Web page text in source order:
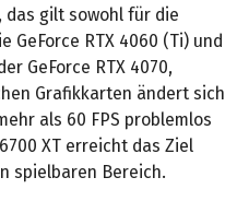
das gilt sowohl für die
GeForce RTX 4060 (Ti) und
GeForce RTX 4070,
Grafikkarten ändert sich
als 60 FPS problemlos
XT erreicht das Ziel
spielbaren Bereich.